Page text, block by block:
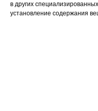
в других
установление содержания